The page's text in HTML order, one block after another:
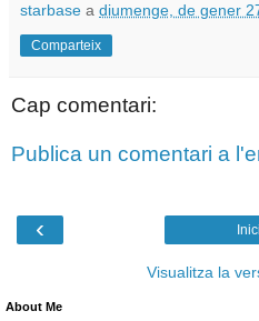
starbase a diumenge, de gener
Comparteix
Cap comentari:
Publica un comentari a
‹ Inici
Visualitza la
About Me